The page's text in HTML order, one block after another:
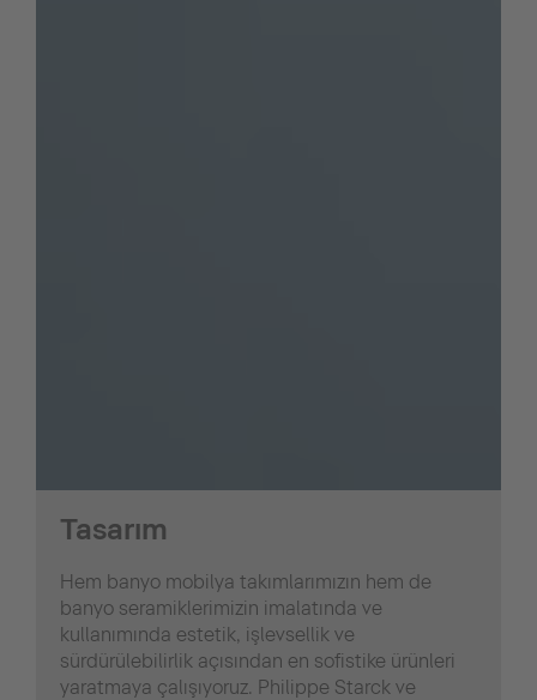
Tasarım
Hem banyo mobilya takımlarımızın hem de
banyo seramiklerimizin imalatında ve
kullanımında estetik, işlevsellik ve
sürdürülebilirlik açısından en sofistike ürünleri
yaratmaya çalışıyoruz. Philippe Starck ve